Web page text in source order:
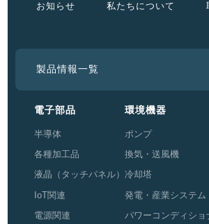
お知らせ 私たちについて
製品情報一覧
電子部品
半導体
各種加工品
液晶（タッチパネル）
IoT関連
電源関連
環境機器
ポンプ
換気・送風機
冷却塔
発電・産業システム
パワーコンディショ